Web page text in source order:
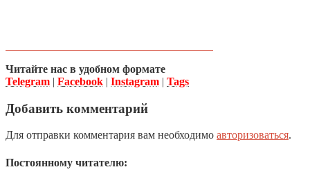
Читайте нас в удобном формате
Telegram | Facebook | Instagram | Tags
Добавить комментарий
Для отправки комментария вам необходимо авторизоваться.
Постоянному читателю: